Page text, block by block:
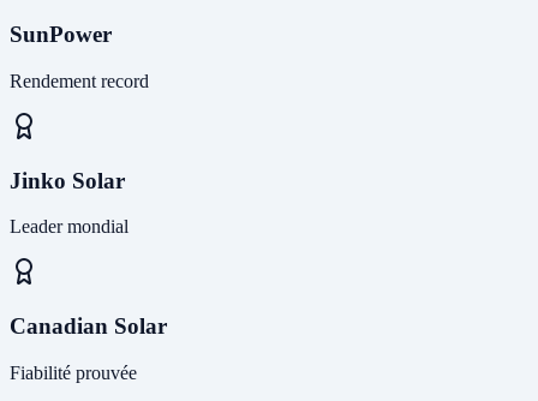
SunPower
Rendement record
Jinko Solar
Leader mondial
Canadian Solar
Fiabilité prouvée